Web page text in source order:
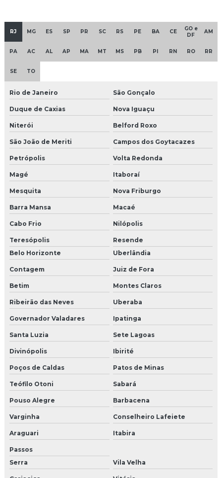
RJ MG ES SP PR SC RS PE BA CE
GO e
DF
AM
PA AC AL AP MA MT MS PB PI RN RO RR
SE TO
Rio de Janeiro São Gonçalo
Duque de Caxias Nova Iguaçu
Niterói Belford Roxo
São João de Meriti Campos dos Goytacazes
Petrópolis Volta Redonda
Magé Itaboraí
Mesquita Nova Friburgo
Barra Mansa Macaé
Cabo Frio Nilópolis
Teresópolis
Resende
Belo Horizonte
Uberlândia
Contagem Juiz de Fora
Betim Montes Claros
Ribeirão das Neves Uberaba
Governador Valadares Ipatinga
Santa Luzia Sete Lagoas
Divinópolis Ibirité
Poços de Caldas Patos de Minas
Teófilo Otoni Sabará
Pouso Alegre Barbacena
Varginha Conselheiro Lafeiete
Araguari Itabira
Passos
Serra
Vila Velha